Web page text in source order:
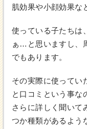
肌効果や小顔効果な
使っている子たちは
ぁ…と思いますし、
でもあります。
その実際に使ってい
と口コミという事な
さらに詳しく聞いて
つか種類があるよう